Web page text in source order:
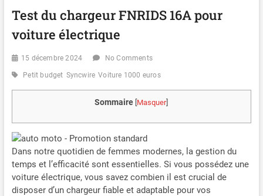
Test du chargeur FNRIDS 16A pour
voiture électrique
15 décembre 2024 No Comments
Petit budget Syncwire Voiture 1000 euros
Sommaire Masquer]
Dans notre quotidien de femmes modernes, la gestion du
temps et l’efficacité sont essentielles. Si vous possédez une
voiture électrique, vous savez combien il est crucial de
disposer d’un chargeur fiable et adaptable pour vos